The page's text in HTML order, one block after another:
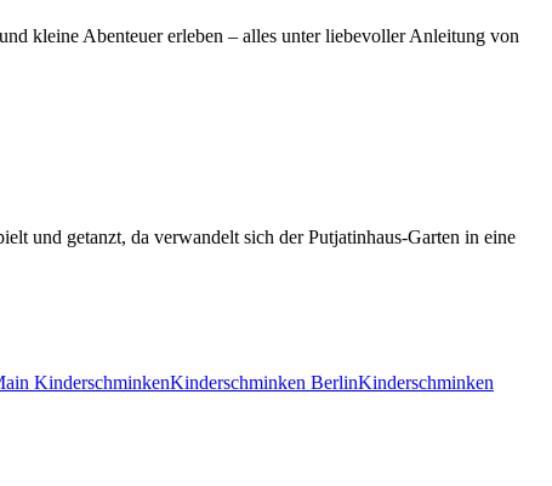
kleine Abenteuer erleben – alles unter liebevoller Anleitung von
und getanzt, da verwandelt sich der Putjatinhaus-Garten in eine
KinderschminkenKinderschminken BerlinKinderschminken